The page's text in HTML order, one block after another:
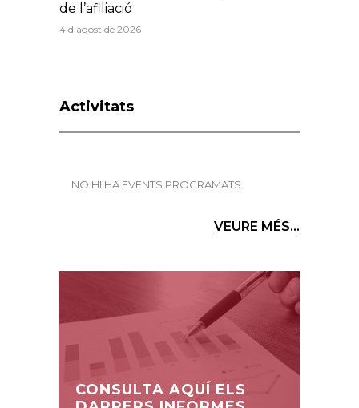
de l’afiliació
4 d'agost de 2026
Activitats
NO HI HA EVENTS PROGRAMATS
VEURE MÉS...
CONSULTA AQUÍ ELS